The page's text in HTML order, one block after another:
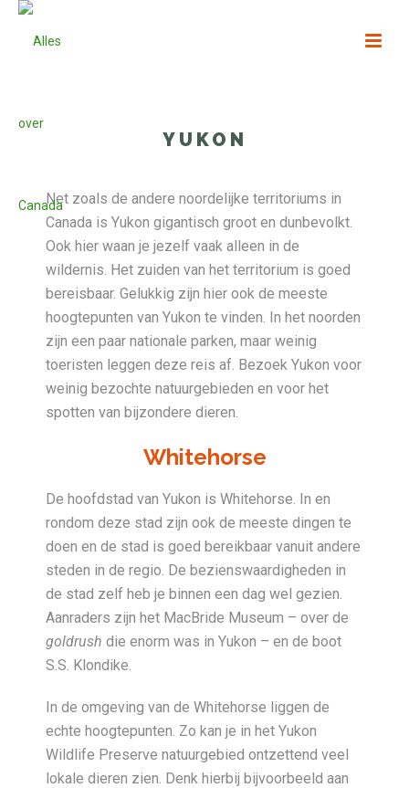
YUKON
Net zoals de andere noordelijke territoriums in
Canada is Yukon gigantisch groot en dunbevolkt.
Ook hier waan je jezelf vaak alleen in de
wildernis. Het zuiden van het territorium is goed
bereisbaar. Gelukkig zijn hier ook de meeste
hoogtepunten van Yukon te vinden. In het noorden
zijn een paar nationale parken, maar weinig
toeristen leggen deze reis af. Bezoek Yukon voor
weinig bezochte natuurgebieden en voor het
spotten van bijzondere dieren.
Whitehorse
De hoofdstad van Yukon is Whitehorse. In en
rondom deze stad zijn ook de meeste dingen te
doen en de stad is goed bereikbaar vanuit andere
steden in de regio. De bezienswaardigheden in
de stad zelf heb je binnen een dag wel gezien.
Aanraders zijn het MacBride Museum – over de
goldrush die enorm was in Yukon – en de boot
S.S. Klondike.
In de omgeving van de Whitehorse liggen de
echte hoogtepunten. Zo kan je in het Yukon
Wildlife Preserve natuurgebied ontzettend veel
lokale dieren zien. Denk hierbij bijvoorbeeld aan